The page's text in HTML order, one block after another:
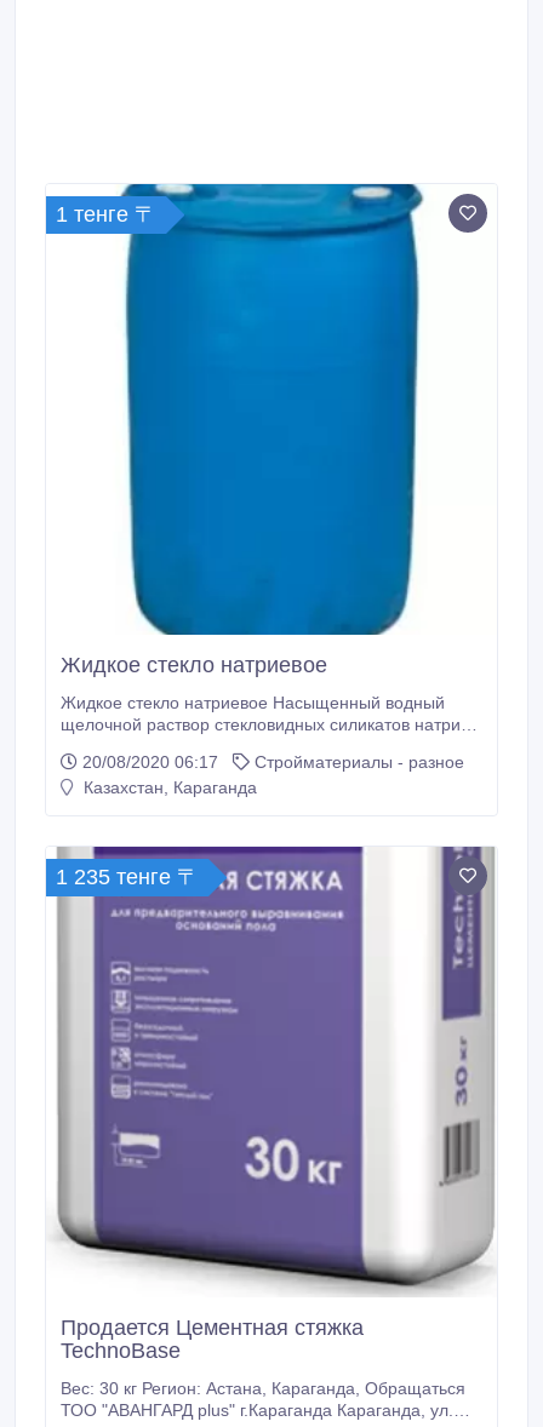
1 тенге 〒
Жидкое стекло натриевое
Жидкое стекло натриевое Насыщенный водный
щелочной раствор стекловидных силикатов натрия.
светло-коричневого цвета, содержащая в водном
растворе окись натрия, двуокись кремния,
формула: Na2O(SiO2)n.
20/08/2020 06:17
Стройматериалы - разное
Казахстан, Караганда
1 235 тенге 〒
Продается Цементная стяжка
TechnoBase
Вес: 30 кг Регион: Астана, Караганда, Обращаться
ТОО "АВАНГАРД plus" г.Караганда Караганда, ул.